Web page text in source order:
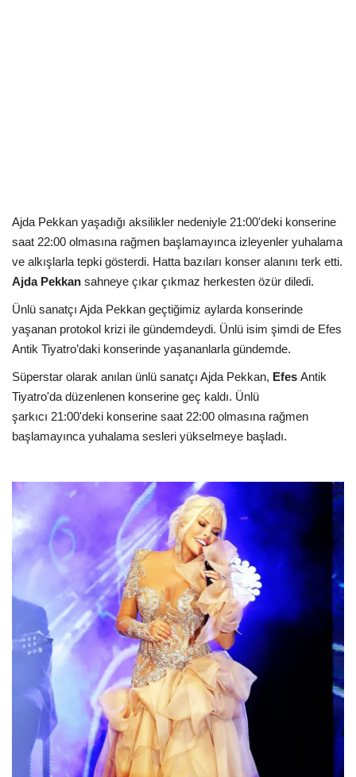
Ajda Pekkan yaşadığı aksilikler nedeniyle 21:00'deki konserine
saat 22:00 olmasına rağmen başlamayınca izleyenler yuhalama
ve alkışlarla tepki gösterdi. Hatta bazıları konser alanını terk etti.
Ajda Pekkan sahneye çıkar çıkmaz herkesten özür diledi.
Ünlü sanatçı Ajda Pekkan geçtiğimiz aylarda konserinde
yaşanan protokol krizi ile gündemdeydi. Ünlü isim şimdi de Efes
Antik Tiyatro’daki konserinde yaşananlarla gündemde.
Süperstar olarak anılan ünlü sanatçı Ajda Pekkan, Efes Antik
Tiyatro'da düzenlenen konserine geç kaldı. Ünlü
şarkıcı 21:00'deki konserine saat 22:00 olmasına rağmen
başlamayınca yuhalama sesleri yükselmeye başladı.